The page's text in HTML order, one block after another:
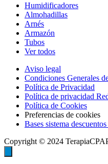
Humidificadores
Almohadillas
Arnés
Armazón
Tubos
Ver todos
Aviso legal
Condiciones Generales
Política de Privacidad
Política de privacidad
Política de Cookies
Preferencias de cookies
Bases sistema
Copyright © 2024